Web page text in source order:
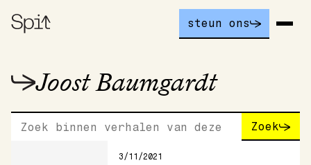
steun ons
Joost Baumgardt
Zoek
3/11/2021